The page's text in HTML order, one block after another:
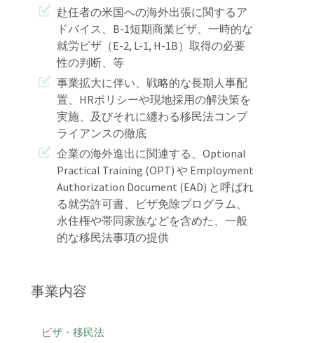
赴任者の米国への海外出張に関するア
ドバイス、B-1短期商業ビザ、一時的な
就労ビザ（E-2, L-1, H-1B）取得の必要
性の判断、等
事業拡大に伴い、戦略的な長期人事配
置、HRポリシーや現地採用の解決策を
実施、及びそれに纏わる移民法コンプ
ライアンスの徹底
企業の海外進出に関連する、Optional
Practical Training (OPT) や Employment
Authorization Document (EAD) と呼ばれ
る就労許可書、ビザ免除プログラム、
永住権や帯同家族などを含めた、一般
的な移民法事項の提供
事業内容
ビザ・移民法